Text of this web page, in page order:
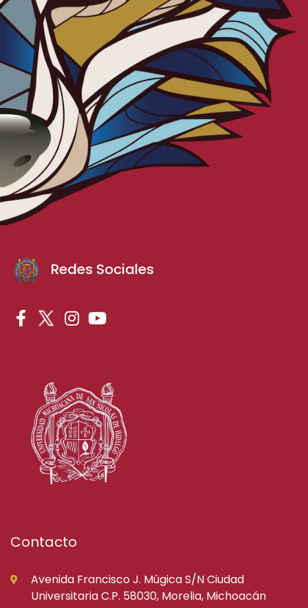
Redes Sociales
Contacto
Avenida Francisco J. Múgica S/N Ciudad
Universitaria C.P. 58030, Morelia, Michoacán